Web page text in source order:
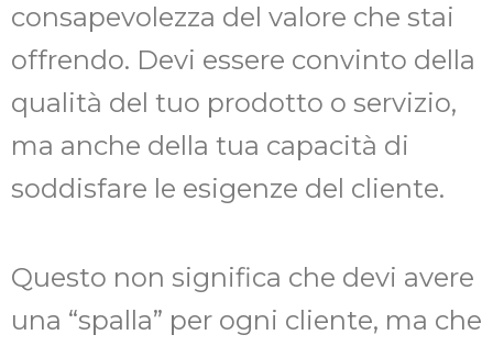
consapevolezza del valore che stai
offrendo. Devi essere convinto della
qualità del tuo prodotto o servizio,
ma anche della tua capacità di
soddisfare le esigenze del cliente.
Questo non significa che devi avere
una “spalla” per ogni cliente, ma che